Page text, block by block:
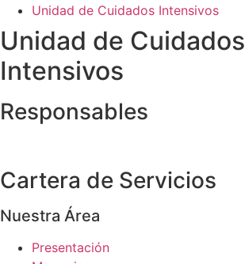
Unidad de Cuidados Intensivos
Unidad de Cuidados
Intensivos
Responsables
Cartera de Servicios
Nuestra Área
Presentación